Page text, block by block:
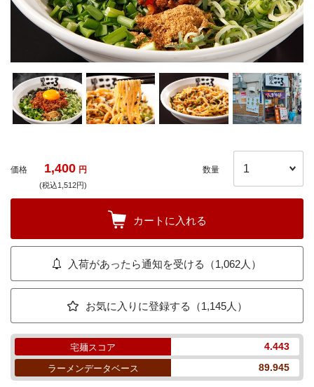
価格 1,400 円
(税込1,512円)
数量
カートに入れる
入荷があったら通知を受ける（1,062人）
お気に入りに登録する（1,145人）
宅麺スコア 4.443
ラーメンデータベース 89.945